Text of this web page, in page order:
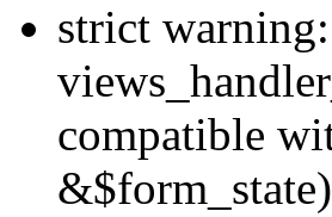
strict
compatible